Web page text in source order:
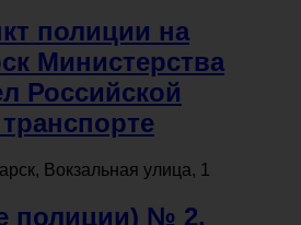
полиции на
Министерства
Российской
Вокзальная улица, 1
полиции) № 2,